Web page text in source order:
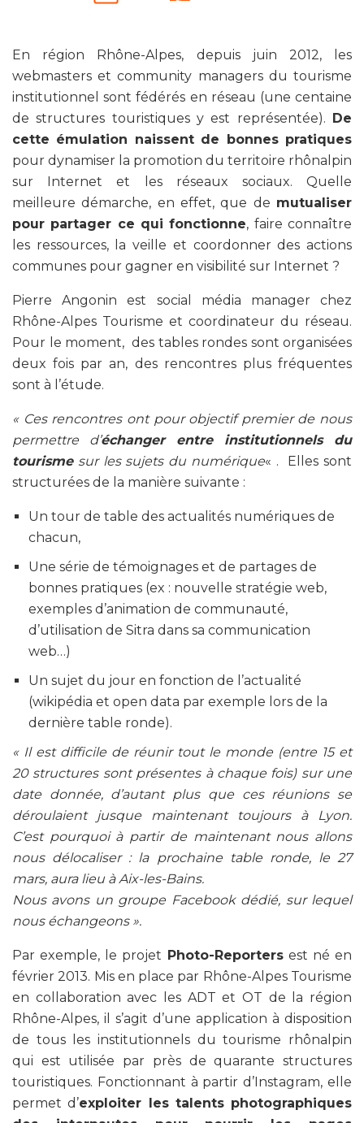
En région Rhône-Alpes, depuis juin 2012, les
webmasters et community managers du tourisme
institutionnel sont fédérés en réseau (une centaine
de structures touristiques y est représentée). De
cette émulation naissent de bonnes pratiques
pour dynamiser la promotion du territoire rhônalpin
sur Internet et les réseaux sociaux. Quelle
meilleure démarche, en effet, que de mutualiser
pour partager ce qui fonctionne, faire connaître
les ressources, la veille et coordonner des actions
communes pour gagner en visibilité sur Internet ?
Pierre Angonin est social média manager chez
Rhône-Alpes Tourisme et coordinateur du réseau.
Pour le moment, des tables rondes sont organisées
deux fois par an, des rencontres plus fréquentes
sont à l’étude.
« Ces rencontres ont pour objectif premier de nous
permettre d’échanger entre institutionnels du
tourismesur les sujets du numérique« . Elles sont
structurées de la manière suivante :
Un tour de table des actualités numériques de
chacun,
Une série de témoignages et de partages de
bonnes pratiques (ex : nouvelle stratégie web,
exemples d’animation de communauté,
d’utilisation de Sitra dans sa communication
web…)
Un sujet du jour en fonction de l’actualité
(wikipédia et open data par exemple lors de la
dernière table ronde).
« Il est difficile de réunir tout le monde (entre 15 et
20 structures sont présentes à chaque fois) sur une
date donnée, d’autant plus que ces réunions se
déroulaient jusque maintenant toujours à Lyon.
C’est pourquoi à partir de maintenant nous allons
nous délocaliser : la prochaine table ronde, le 27
mars, aura lieu à Aix-les-Bains.
Nous avons un groupe Facebook dédié, sur lequel
nous échangeons ».
Par exemple, le projet Photo-Reportersest né en
février 2013. Mis en place par Rhône-Alpes Tourisme
en collaboration avec les ADT et OT de la région
Rhône-Alpes, il s’agit d’une application à disposition
de tous les institutionnels du tourisme rhônalpin
qui est utilisée par près de quarante structures
touristiques. Fonctionnant à partir d’Instagram, elle
permet d’exploiter les talents photographiques